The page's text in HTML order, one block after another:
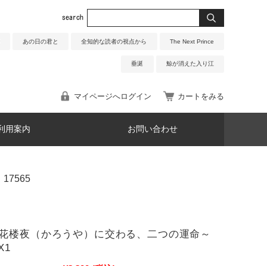
あの日の君と 全知的な読者の視点から The Next Prince
垂涎 鯨が消えた入り江
マイページへログイン カートをみる
用案内 お問い合わせ
17565
楼夜（かろうや）に交わる、二つの運命～